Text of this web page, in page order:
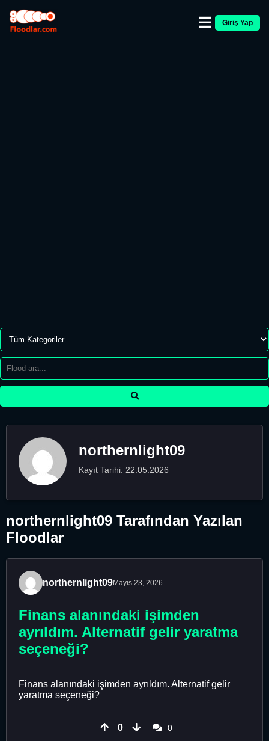
Giriş Yap
northernlight09
Kayıt Tarihi: 22.05.2026
northernlight09 Tarafından Yazılan
Floodlar
northernlight09Mayıs 23, 2026
Finans alanındaki işimden
ayrıldım. Alternatif gelir yaratma
seçeneği?
Finans alanındaki işimden ayrıldım. Alternatif gelir
yaratma seçeneği?
0
0